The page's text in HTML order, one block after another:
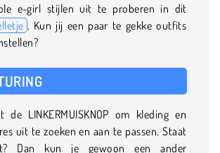
e-girl stijlen uit te proberen in dit
. Kun jij een paar te gekke outfits
de LINKERMUISKNOP om kleding en
uit te zoeken en aan te passen. Staat
Dan kun je gewoon een ander